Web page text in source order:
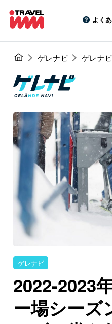
よく
ゲレナビ ゲレナビ
ゲレナビ
2022-2023
ー場シーズ